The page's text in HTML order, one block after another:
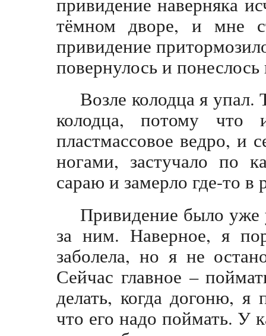
тёмном дворе, и мне
привидение
повернулось и понеслось
Возле колодца я
колодца, потому что
пластмассовое ведро, и
ногами, застучало по
сараю и замерло где-то в
Привидение было уже
за ним. Наверное, я
заболела, но я не
Сейчас главное –
делать, когда догоню,
что его надо поймать. У